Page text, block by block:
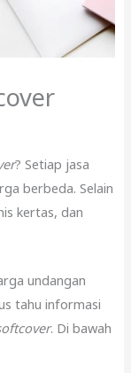
? Setiap jasa
berbeda. Selain
kertas, dan
undangan
tahu informasi
. Di bawah